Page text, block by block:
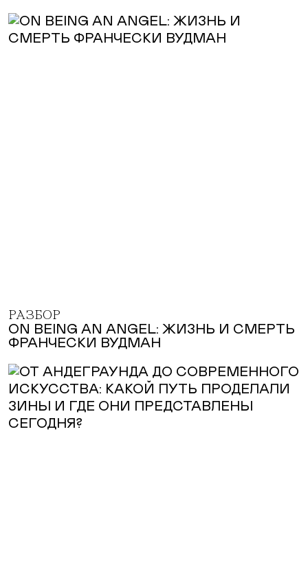
РАЗБОР
ON BEING AN ANGEL: ЖИЗНЬ И СМЕРТЬ
ФРАНЧЕСКИ ВУДМАН